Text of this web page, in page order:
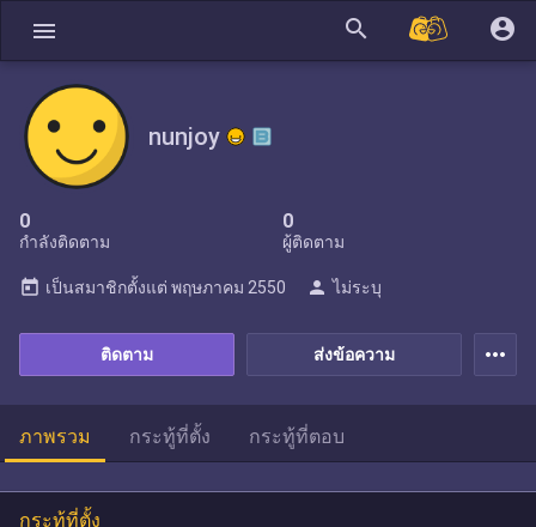
menu search account_circle
nunjoy
0
กำลังติดตาม
0
ผู้ติดตาม
ส่งข้อความ
ติดตาม
today เป็นสมาชิกตั้งแต่ พฤษภาคม 2550 person ไม่ระบุ
more_horiz
ภาพรวม กระทู้ที่ตั้ง กระทู้ที่ตอบ
กระทู้ที่ตั้ง